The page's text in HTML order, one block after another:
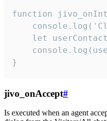
function
let
}
jivo_onAccept#
Is executed when an agent